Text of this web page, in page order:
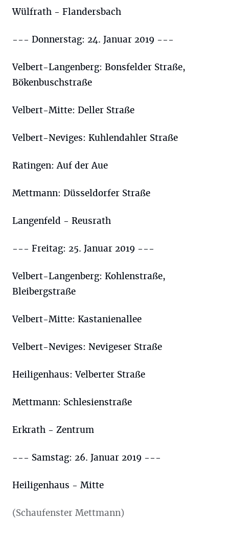
Wülfrath - Flandersbach
--- Donnerstag: 24. Januar 2019 ---
Velbert-Langenberg: Bonsfelder Straße,
Bökenbuschstraße
Velbert-Mitte: Deller Straße
Velbert-Neviges: Kuhlendahler Straße
Ratingen: Auf der Aue
Mettmann: Düsseldorfer Straße
Langenfeld - Reusrath
--- Freitag: 25. Januar 2019 ---
Velbert-Langenberg: Kohlenstraße,
Bleibergstraße
Velbert-Mitte: Kastanienallee
Velbert-Neviges: Nevigeser Straße
Heiligenhaus: Velberter Straße
Mettmann: Schlesienstraße
Erkrath - Zentrum
--- Samstag: 26. Januar 2019 ---
Heiligenhaus - Mitte
(Schaufenster Mettmann)